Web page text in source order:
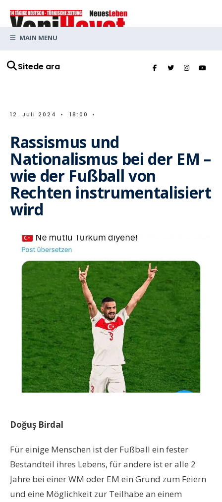
Sitede ara
MAIN MENU
12. Juli 2024 • 18:00 •
Rassismus und
Nationalismus bei der EM –
wie der Fußball von
Rechten instrumentalisiert
wird
Doğuş Birdal
Für einige Menschen ist der Fußball ein fester
Bestandteil ihres Lebens, für andere ist er alle 2
Jahre bei einer WM oder EM ein Grund zum Feiern
und eine Möglichkeit zur Teilhabe an einem